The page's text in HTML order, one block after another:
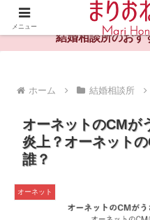
婚活や出会いの体験談・
結婚相談所のおす
ホーム 結婚相談所
オーネットのCMが
炎上？オーネット
誰？
オーネット
メニュー